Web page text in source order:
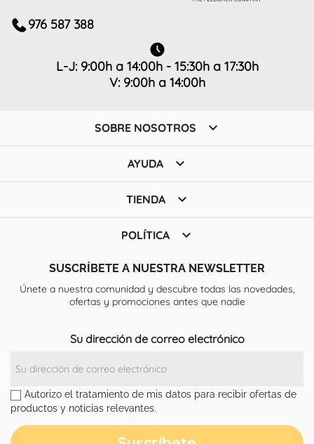
976 587 388
L-J: 9:00h a 14:00h - 15:30h a 17:30h
V: 9:00h a 14:00h
SOBRE NOSOTROS 
AYUDA 
TIENDA 
POLÍTICA 
SUSCRÍBETE A NUESTRA NEWSLETTER
Únete a nuestra comunidad y descubre todas las novedades,
ofertas y promociones antes que nadie
Su dirección de correo electrónico
Autorizo el tratamiento de mis datos para recibir ofertas de
productos y noticias relevantes.